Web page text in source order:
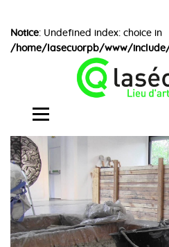
Notice: Undefined index: choice in
/home/lasecuorpb/www/include/